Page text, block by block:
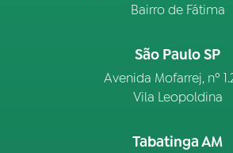
Bairro de Fátima
São Paulo SP
Avenida Mofarrej, nº
Vila Leopoldina
Tabatinga AM